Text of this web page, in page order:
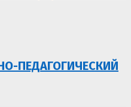
ПЕДАГОГИЧЕСКИЙ